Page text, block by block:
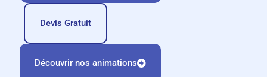
Devis Gratuit
Découvrir nos animations